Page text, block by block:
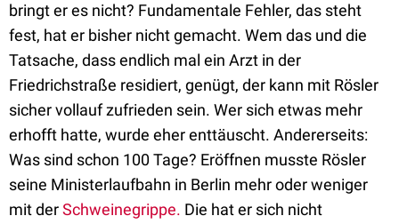
bringt er es nicht? Fundamentale Fehler, das steht
fest, hat er bisher nicht gemacht. Wem das und die
Tatsache, dass endlich mal ein Arzt in der
Friedrichstraße residiert, genügt, der kann mit Rösler
sicher vollauf zufrieden sein. Wer sich etwas mehr
erhofft hatte, wurde eher enttäuscht. Andererseits:
Was sind schon 100 Tage? Eröffnen musste Rösler
seine Ministerlaufbahn in Berlin mehr oder weniger
mit derSchweinegrippe. Die hat er sich nicht